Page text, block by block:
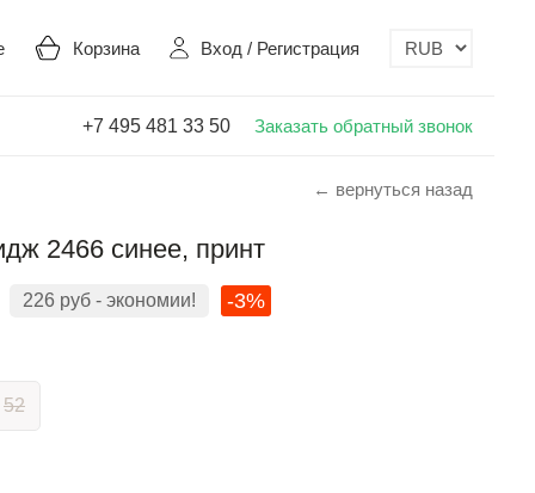
Корзина Вход / Регистрация
+7 495 481 33 50 Заказать обратный звонок
← вернуться назад
2466 синее, принт
226 руб - экономии! -3%
52